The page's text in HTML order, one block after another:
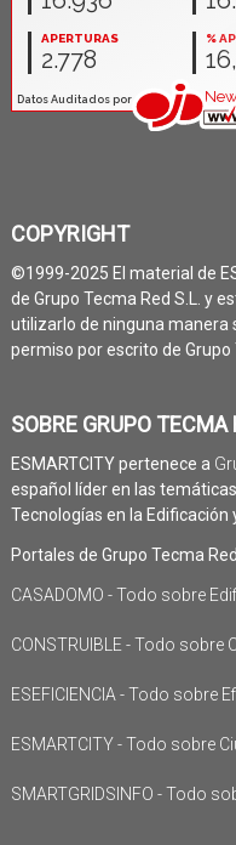
COPYRIGHT
©1999-2025 El material de
de Grupo Tecma Red S.L. y
utilizarlo de ninguna manera
permiso por escrito de Grupo
SOBRE GRUPO TECMA
ESMARTCITY pertenece a
español líder en las
Tecnologías en la Edificación
Portales de Grupo Tecma
CASADOMO - Todo sobre
CONSTRUIBLE - Todo
ESEFICIENCIA - Todo sobre
ESMARTCITY - Todo sobre
SMARTGRIDSINFO - Todo